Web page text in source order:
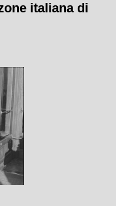
italiana di